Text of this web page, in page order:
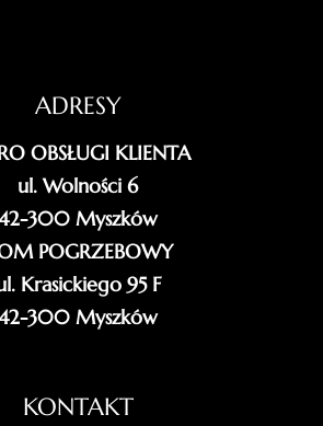
ADRESY
OBSŁUGI KLIENTA
ul. Wolności 6
300 Myszków
POGRZEBOWY
Krasickiego 95 F
300 Myszków
KONTAKT